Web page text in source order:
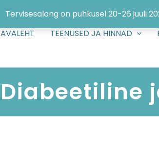
Tervisesalong on puhkusel 20-26 juuli
AVALEHT TEENUSED JA HINNAD
Diabeetiline